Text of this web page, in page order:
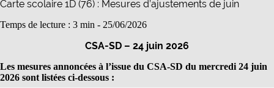
Carte scolaire 1D (76) : Mesures d’ajustements de juin
Temps de lecture : 3 min - 25/06/2026
CSA-SD – 24 juin 2026
Les mesures annoncées à l’issue du CSA-SD du mercredi 24 juin
2026 sont listées ci-dessous :